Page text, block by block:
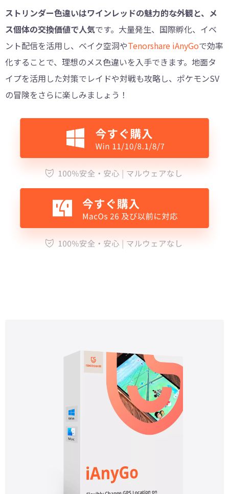
ストリンダー色違いはワインレッドの魅力的な外観と、メ
ス個体の交換価値で人気です。大量発生、国際孵化、イベ
ント配信を活用し、ベイク空洞やTenorshare iAnyGoで効率
化することで、理想のメス色違いを入手できます。地面タ
イプを活用した対策でレイドや対戦も攻略し、ポケモンSV
の冒険をさらに楽しみましょう！